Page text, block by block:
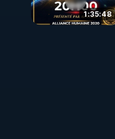
1:35:48